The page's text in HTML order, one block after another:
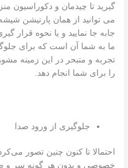
گیرید تا چیدمان و دکوراسیون
می توانید از همان پارتیشن
جابه جا نمایید و یا نحوه قرار
ما به شما آن است که برای
تجربه و متبحر در این زمینه
را برای شما انجام دهد.
جلوگیری از ورود صدا
احتمالا تا کنون چنین تصور
خصوصی و بدون هر گونه سر و